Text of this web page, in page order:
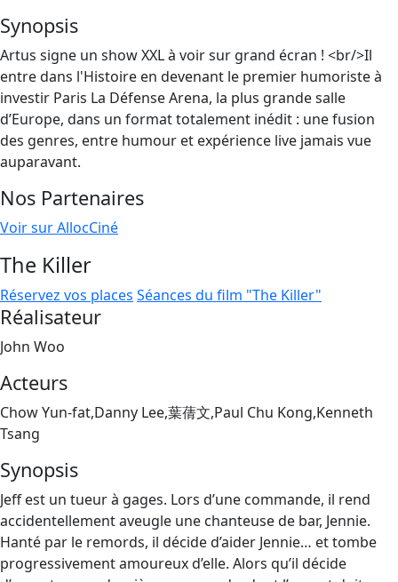
Synopsis
Artus signe un show XXL à voir sur grand écran ! <br/>Il
entre dans l'Histoire en devenant le premier humoriste à
investir Paris La Défense Arena, la plus grande salle
d’Europe, dans un format totalement inédit : une fusion
des genres, entre humour et expérience live jamais vue
auparavant.
Nos Partenaires
Voir sur AllocCiné
The Killer
Réservez vos places Séances du film "The Killer"
Réalisateur
John Woo
Acteurs
Chow Yun-fat,Danny Lee,葉蒨文,Paul Chu Kong,Kenneth
Tsang
Synopsis
Jeff est un tueur à gages. Lors d’une commande, il rend
accidentellement aveugle une chanteuse de bar, Jennie.
Hanté par le remords, il décide d’aider Jennie… et tombe
progressivement amoureux d’elle. Alors qu’il décide